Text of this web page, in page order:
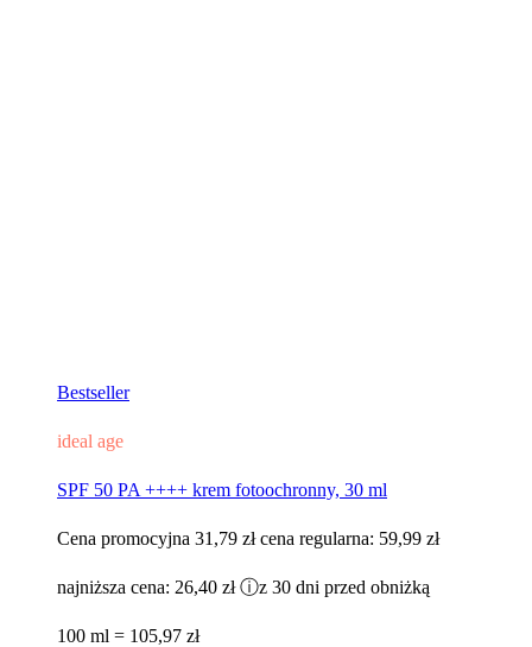
Bestseller
ideal age
SPF 50 PA ++++ krem fotoochronny, 30 ml
Cena promocyjna 31,79 zł cena regularna: 59,99 zł
najniższa cena: 26,40 zł ⓘz 30 dni przed obniżką
100 ml = 105,97 zł